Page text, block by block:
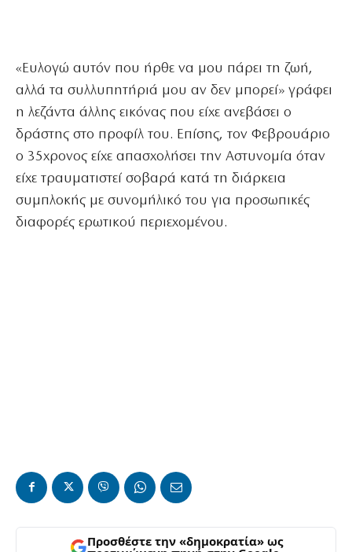
«Ευλογώ αυτόν που ήρθε να μου πάρει τη ζωή,
αλλά τα συλλυπητήριά μου αν δεν μπορεί» γράφει
η λεζάντα άλλης εικόνας που είχε ανεβάσει ο
δράστης στο προφίλ του. Επίσης, τον Φεβρουάριο
ο 35χρονος είχε απασχολήσει την Aστυνομία όταν
είχε τραυματιστεί σοβαρά κατά τη διάρκεια
συμπλοκής με συνομήλικό του για προσωπικές
διαφορές ερωτικού περιεχομένου.
Προσθέστε την «δημοκρατία» ως